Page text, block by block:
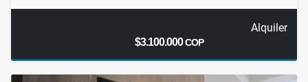
Alquiler
$3.100.000COP